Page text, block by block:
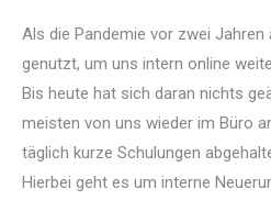
Als die Pandemie vor zwei
genutzt, um uns intern online
Bis heute hat sich daran nichts
meisten von uns wieder im Büro
täglich kurze Schulungen
Hierbei geht es um interne